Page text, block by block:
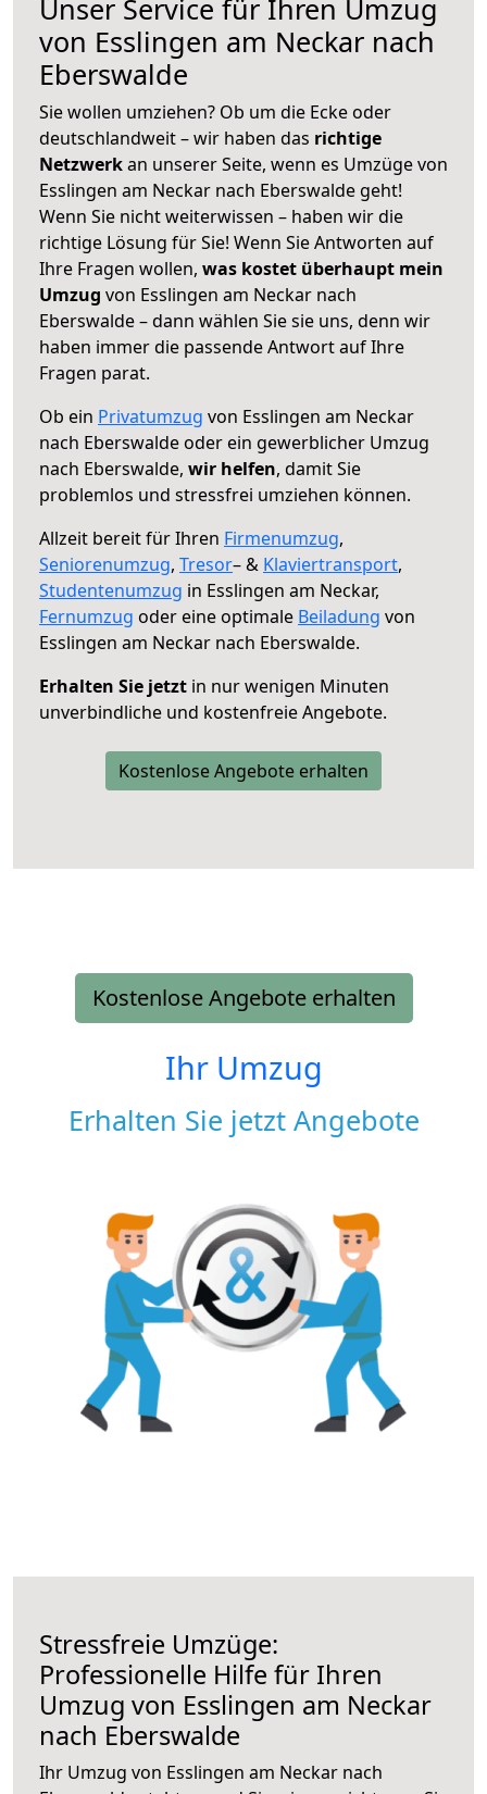
Unser Service für Ihren Umzug
von Esslingen am Neckar nach
Eberswalde
Sie wollen umziehen? Ob um die Ecke oder
deutschlandweit – wir haben das richtige
Netzwerkan unserer Seite, wenn es Umzüge von
Esslingen am Neckar nach Eberswalde geht!
Wenn Sie nicht weiterwissen – haben wir die
richtige Lösung für Sie! Wenn Sie Antworten auf
Ihre Fragen wollen, was kostet überhaupt mein
Umzug von Esslingen am Neckar nach
Eberswalde – dann wählen Sie sie uns, denn wir
haben immer die passende Antwort auf Ihre
Fragen parat.
Ob ein Privatumzug von Esslingen am Neckar
nach Eberswalde oder ein gewerblicher Umzug
nach Eberswalde, wir helfen, damit Sie
problemlos und stressfrei umziehen können.
Allzeit bereit für Ihren Firmenumzug,
Seniorenumzug, Tresor– & Klaviertransport,
Studentenumzug in Esslingen am Neckar,
Fernumzug oder eine optimale Beiladung von
Esslingen am Neckar nach Eberswalde.
Erhalten Sie jetzt in nur wenigen Minuten
unverbindliche und kostenfreie Angebote.
Kostenlose Angebote erhalten
Kostenlose Angebote erhalten
Ihr Umzug
Erhalten Sie jetzt Angebote
Stressfreie Umzüge:
Professionelle Hilfe für Ihren
Umzug von Esslingen am Neckar
nach Eberswalde
Ihr Umzug von Esslingen am Neckar nach